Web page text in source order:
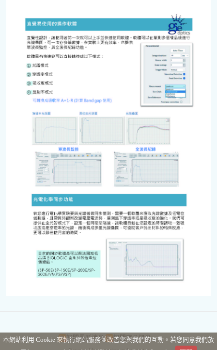
訂閱最新消息
訂閱商品訊息
本網站利用 Cookie 來執行網站服務並改善您與我們的互動。若您同意我們放